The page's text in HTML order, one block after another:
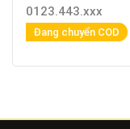
0123.443.xxx
Đang chuyển COD